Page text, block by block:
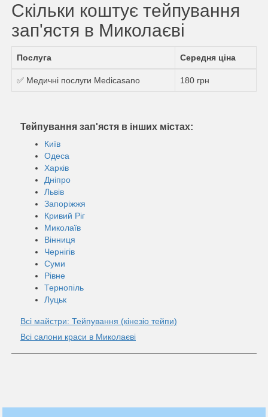
Скільки коштує тейпування
зап'ястя в Миколаєві
Послуга Середня ціна
✅ Медичні послуги Medicasano 180 грн
Тейпування зап'ястя в інших містах:
Київ
Одеса
Харків
Дніпро
Львів
Запоріжжя
Кривий Ріг
Миколаїв
Вінниця
Чернігів
Суми
Рівне
Тернопіль
Луцьк
Всі майстри: Тейпування (кінезiо тейпи)
Всі салони краси в Миколаєві